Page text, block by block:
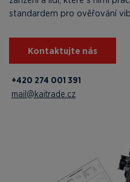
standardem pro ověřování
Kontaktujte nás
+420 274 001 391
mail@kaitrade.cz